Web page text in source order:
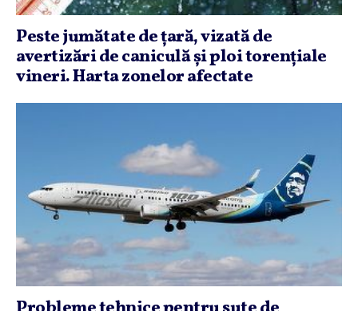
Peste jumătate de ţară, vizată de
avertizări de caniculă şi ploi torenţiale
vineri. Harta zonelor afectate